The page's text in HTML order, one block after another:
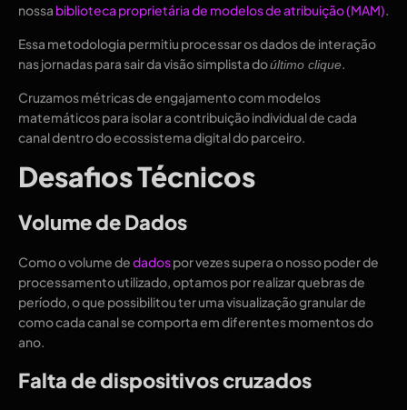
nossa biblioteca proprietária de modelos de atribuição (MAM).
Essa metodologia permitiu processar os dados de interação
nas jornadas para sair da visão simplista doúltimo clique
Cruzamos métricas de engajamento com modelos
matemáticos para isolar a contribuição individual de cada
canal dentro do ecossistema digital do parceiro.
Desafios Técnicos
Volume de Dados
Como o volume dedadospor vezes supera o nosso poder de
processamento utilizado, optamos por realizar quebras de
período, o que possibilitou ter uma visualização granular de
como cada canal se comporta em diferentes momentos do
ano.
Falta de dispositivos cruzados